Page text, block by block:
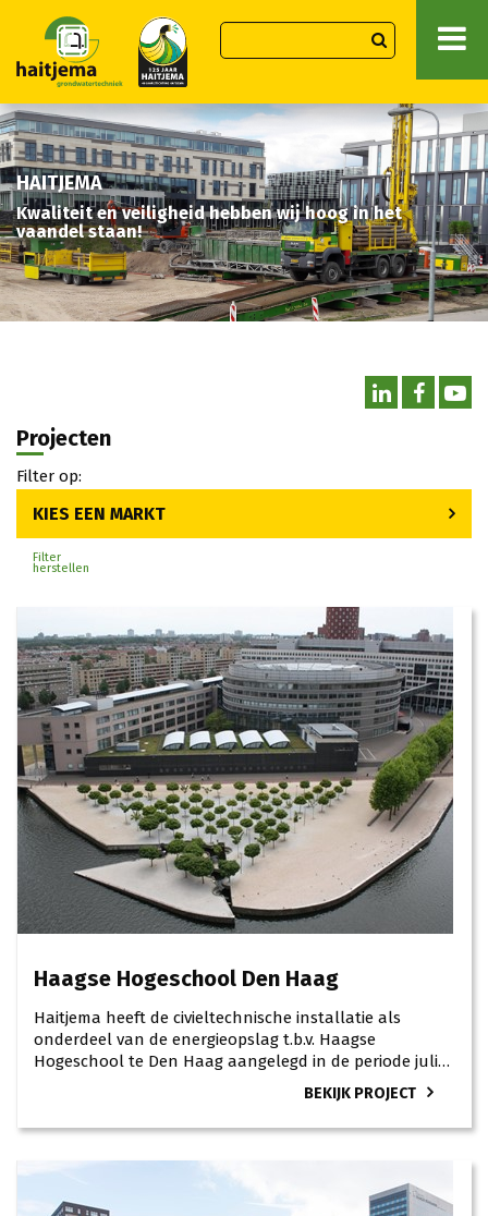
HAITJEMA
Kwaliteit en veiligheid hebben wij hoog in het
vaandel staan!
Projecten
Filter op:
KIES EEN MARKT
Filter
herstellen
Haagse Hogeschool Den Haag
Haitjema heeft de civieltechnische installatie als
onderdeel van de energieopslag t.b.v. Haagse
Hogeschool te Den Haag aangelegd in de periode juli
BEKIJK PROJECT